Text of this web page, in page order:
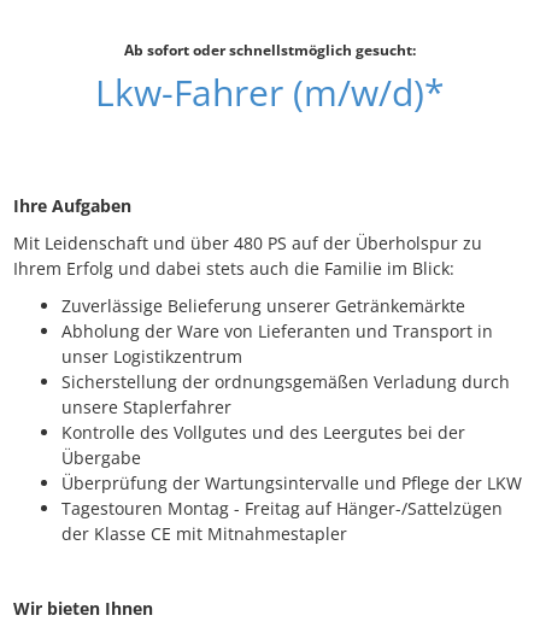
Ab sofort oder schnellstmöglich gesucht:
Lkw-Fahrer (m/w/d)*
Ihre Aufgaben
Mit Leidenschaft und über 480 PS auf der Überholspur zu
Ihrem Erfolg und dabei stets auch die Familie im Blick:
Zuverlässige Belieferung unserer Getränkemärkte
Abholung der Ware von Lieferanten und Transport in
unser Logistikzentrum
Sicherstellung der ordnungsgemäßen Verladung durch
unsere Staplerfahrer
Kontrolle des Vollgutes und des Leergutes bei der
Übergabe
Überprüfung der Wartungsintervalle und Pflege der LKW
Tagestouren Montag - Freitag auf Hänger-/Sattelzügen
der Klasse CE mit Mitnahmestapler
Wir bieten Ihnen